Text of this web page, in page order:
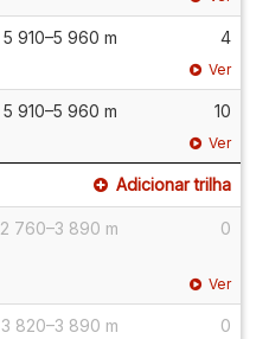
5 910–5 960 m 4
Ver
5 910–5 960 m 10
Ver
Adicionar trilha
2 760–3 890 m 0
Ver
3 820–3 890 m 0